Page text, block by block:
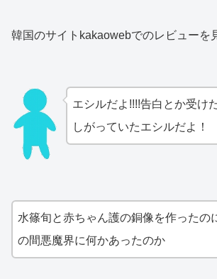
韓国のサイトkakaowebでのレビューを
エシルだよ!!!!告白とか受け
しがっていたエシルだよ！
水篠旬と赤ちゃん護の銅像を作ったの
の間悪魔界に何かあったのか